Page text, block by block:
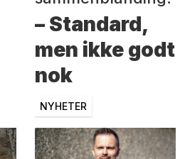
– Standard,
men ikke godt
nok
NYHETER